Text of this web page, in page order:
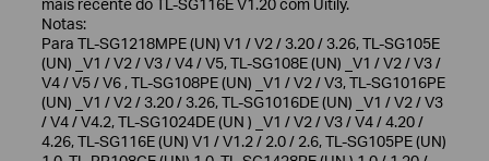
Notas:
Para TL-SG1218MPE (UN) V1 / V2 / 3.20 / 3.26, TL-SG105E
(UN) _V1 / V2 / V3 / V4 / V5, TL-SG108E (UN) _V1 / V2 / V3 /
V4 / V5 / V6 , TL-SG108PE (UN) _V1 / V2 / V3, TL-SG1016PE
(UN) _V1 / V2 / 3.20 / 3.26, TL-SG1016DE (UN) _V1 / V2 / V3
/ V4 / V4.2, TL-SG1024DE (UN ) _V1 / V2 / V3 / V4 / 4.20 /
4.26, TL-SG116E (UN) V1 / V1.2 / 2.0 / 2.6, TL-SG105PE (UN)